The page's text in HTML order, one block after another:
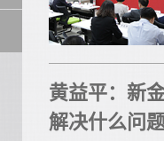
黄益平：新
解决什么问